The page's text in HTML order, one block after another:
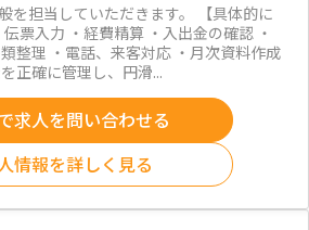
を担当していただきます。 【具体的に
票入力 ・経費精算 ・入出金の確認 ・
整理 ・電話、来客対応 ・月次資料作成
正確に管理し、円滑...
求人を問い合わせる
情報を詳しく見る